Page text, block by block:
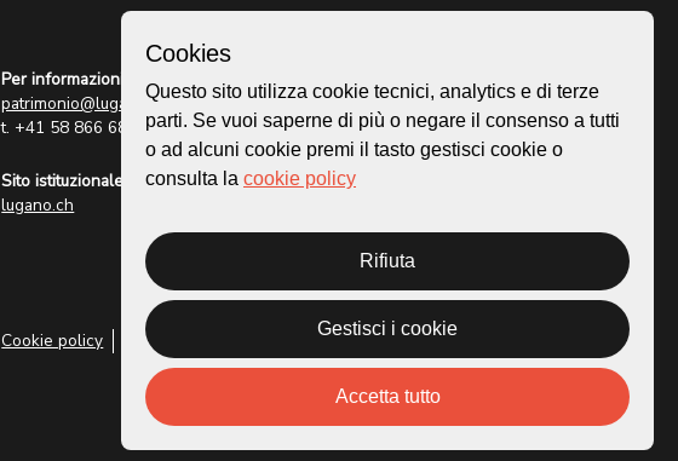
Per informazioni:
patrimonio@lugano.ch
t. +41 58 866 68 50
Sito istituzionale:
lugano.ch
Cookie policy Privacy Policy
Homepage
Mappa
Storie
Cookies
Questo sito utilizza cookie tecnici, analytics e di terze
parti. Se vuoi saperne di più o negare il consenso a tutti
o ad alcuni cookie premi il tasto gestisci cookie o
consulta la cookie policy
Rifiuta
Gestisci i cookie
Accetta tutto